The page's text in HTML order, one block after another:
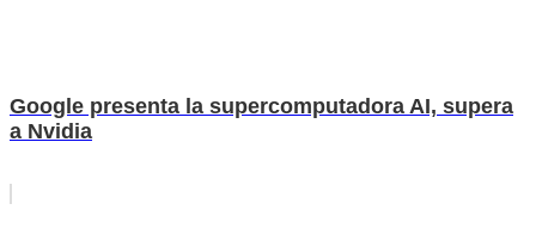
Google presenta la supercomputadora AI, supera
a Nvidia